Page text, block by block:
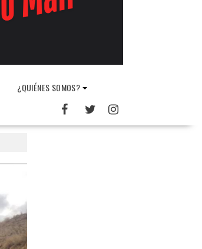
¿QUIÉNES SOMOS?